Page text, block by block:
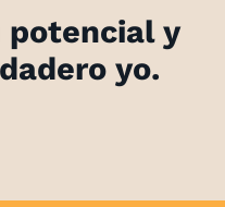
potencial y
yo.